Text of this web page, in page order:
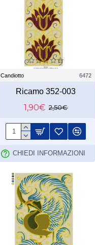
Candiotto 6472
Ricamo 352-003
1,90€ 2,50€
CHIEDI INFORMAZIONI